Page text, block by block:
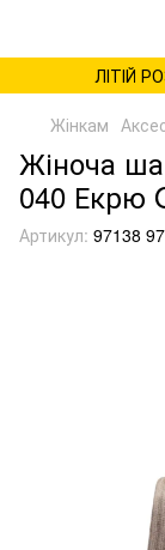
ЛІТІЙ
Жінкам
Жіноча
040 Екрю
Артикул: 97138